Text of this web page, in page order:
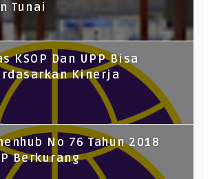
Tunai
KSOP Dan UPP Bisa
Kinerja
No 76 Tahun 2018
Berkurang